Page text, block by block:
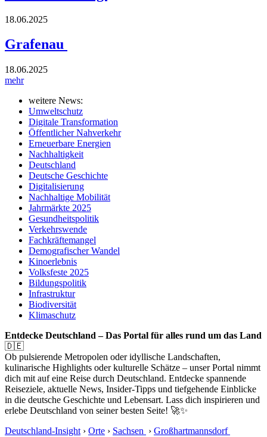
18.06.2025
Grafenau
18.06.2025
mehr
weitere News:
Umweltschutz
Digitale Transformation
Öffentlicher Nahverkehr
Erneuerbare Energien
Nachhaltigkeit
Deutschland
Deutsche Geschichte
Digitalisierung
Nachhaltige Mobilität
Jahrmärkte 2025
Gesundheitspolitik
Verkehrswende
Fachkräftemangel
Demografischer Wandel
Kinoerlebnis
Volksfeste 2025
Bildungspolitik
Infrastruktur
Biodiversität
Klimaschutz
Entdecke Deutschland – Das Portal für alles rund um das Land
🇩🇪
Ob pulsierende Metropolen oder idyllische Landschaften,
kulinarische Highlights oder kulturelle Schätze – unser Portal nimmt
dich mit auf eine Reise durch Deutschland. Entdecke spannende
Reiseziele, aktuelle News, Insider-Tipps und tiefgehende Einblicke
in die deutsche Geschichte und Lebensart. Lass dich inspirieren und
erlebe Deutschland von seiner besten Seite! 🚀✨
Deutschland-Insight › Orte › Sachsen › Großhartmannsdorf